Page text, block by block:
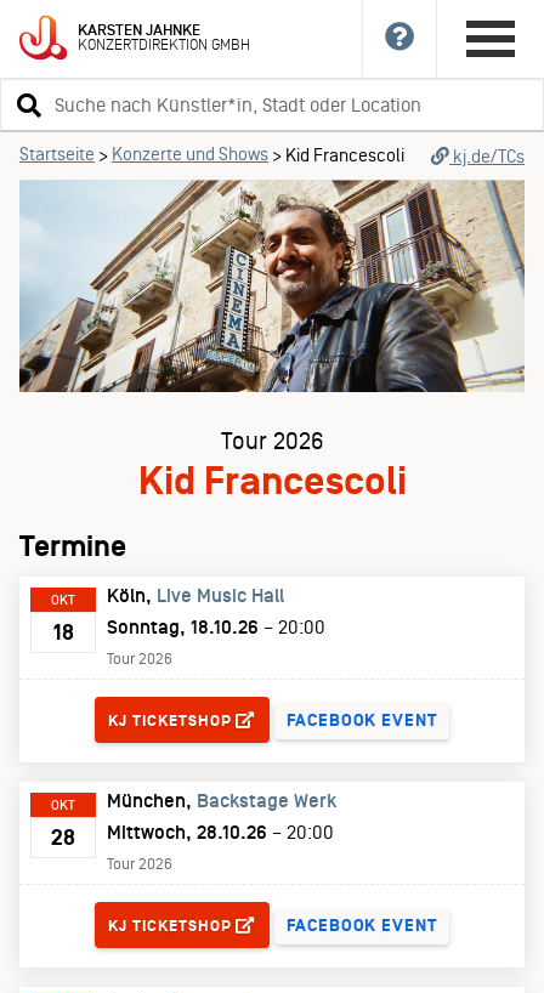
KARSTENJAHNKE
KONZERTDIREKTIONGMBH
Suchbegriff
eingeben
Startseite > Konzerte und Shows > Kid Francescoli kj.de/TCs
Tour 2026
Kid Francescoli
Termine
OKT
18
Köln
Live Music Hall
Sonntag, 18.10.26 – 20:00
Tour 2026
KJ TICKETSHOP FACEBOOK EVENT
OKT
28
München
Backstage Werk
Mittwoch, 28.10.26 – 20:00
Tour 2026
KJ TICKETSHOP FACEBOOK EVENT